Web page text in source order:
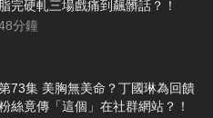
脂完硬軋三場戲痛到飆髒話？！
分鐘
73集 美胸無美命？丁國琳為回饋
絲竟傳「這個」在社群網站？！